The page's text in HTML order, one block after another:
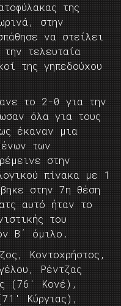
της
στην
να στείλει
τελευταία
της γηπεδούχου
το 2-0 για την
όλα για τους
έκαναν μια
των
στην
πίνακα με 1
στην 7η θέση
αυτό ήταν το
του
Β΄ όμιλο.
Κοντοχρήστος,
Ρέντζας
(76′ Κονέ),
Κύργιας),